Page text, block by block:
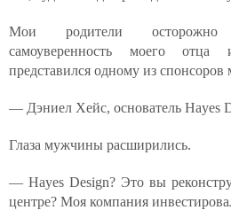
Мои родители
самоуверенность моего отца
представился одному из спонсоров
— Дэниел Хейс, основатель Hayes
Глаза мужчины расширились.
— Hayes Design? Это вы
центре? Моя компания